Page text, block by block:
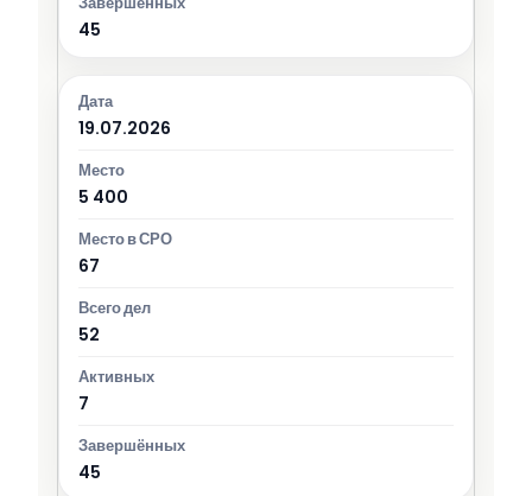
45
19.07.2026
5 400
67
52
7
45